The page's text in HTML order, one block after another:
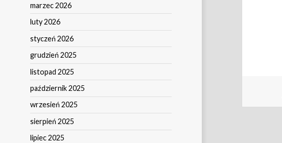
marzec 2026
luty 2026
styczeń 2026
grudzień 2025
listopad 2025
październik 2025
wrzesień 2025
sierpień 2025
lipiec 2025